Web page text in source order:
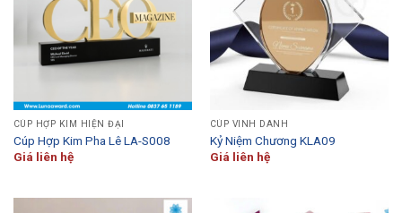
CÚP HỢP KIM HIỆN ĐẠI
Cúp Hợp Kim Pha Lê LA-S008
Giá liên hệ
CÚP VINH DANH
Kỷ Niệm Chương KLA09
Giá liên hệ